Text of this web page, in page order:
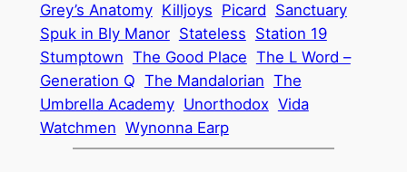
Grey’s Anatomy Killjoys Picard Sanctuary
Spuk in Bly Manor Stateless Station 19
Stumptown The Good Place The L Word –
Generation Q The Mandalorian The
Umbrella Academy Unorthodox Vida
Watchmen Wynonna Earp